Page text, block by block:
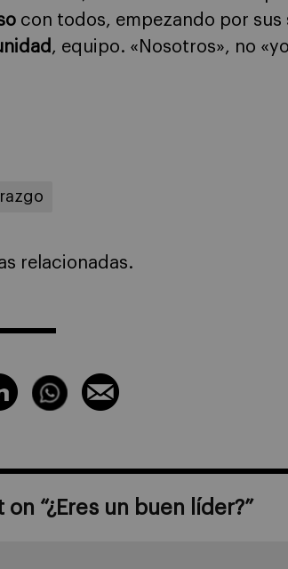
con todos, empezando por sus
, equipo. «Nosotros», no
relacionadas.
“¿Eres un buen líder?”